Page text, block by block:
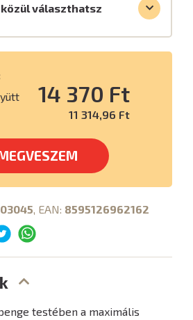
közül választhatsz
14 370 Ft
11 314,96 Ft
, EAN: 8595126962162
testében a maximális